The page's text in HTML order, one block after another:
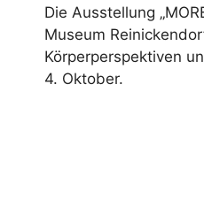
Die Ausstellung
Museum
Körperperspektiven
4. Oktober.